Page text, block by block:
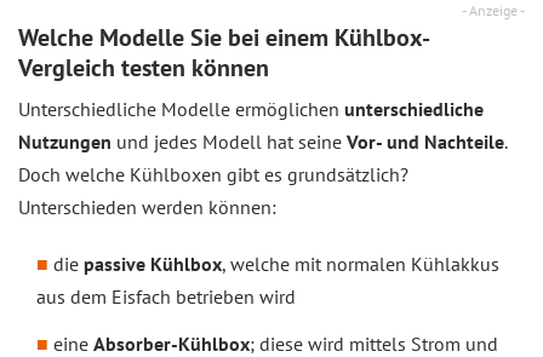
- Anzeige -
Welche Modelle Sie bei einem Kühlbox-
Vergleich testen können
Unterschiedliche Modelle ermöglichen unterschiedliche
Nutzungen und jedes Modell hat seine Vor- und Nachteile.
Doch welche Kühlboxen gibt es grundsätzlich?
Unterschieden werden können:
die passive Kühlbox, welche mit normalen Kühlakkus
aus dem Eisfach betrieben wird
eine Absorber-Kühlbox; diese wird mittels Strom und